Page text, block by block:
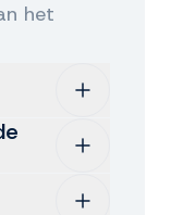
het
werken
6 tot